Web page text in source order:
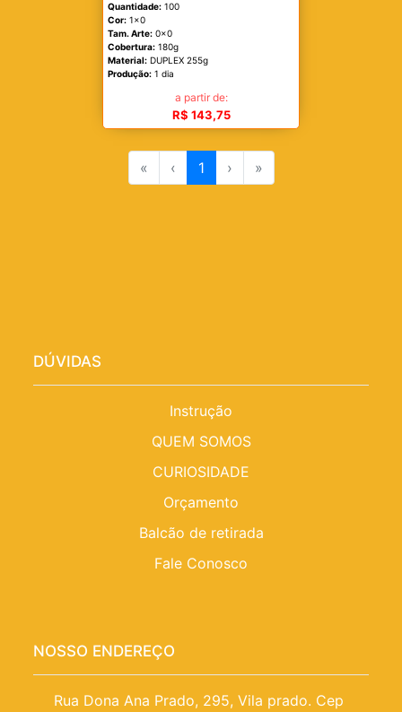
Quantidade: 100
Cor: 1x0
Tam. Arte: 0x0
Cobertura: 180g
Material: DUPLEX 255g
Produção: 1 dia
a partir de:
R$ 143,75
« ‹ 1 › »
DÚVIDAS
Instrução
QUEM SOMOS
CURIOSIDADE
Orçamento
Balcão de retirada
Fale Conosco
NOSSO ENDEREÇO
Rua Dona Ana Prado, 295, Vila prado. Cep